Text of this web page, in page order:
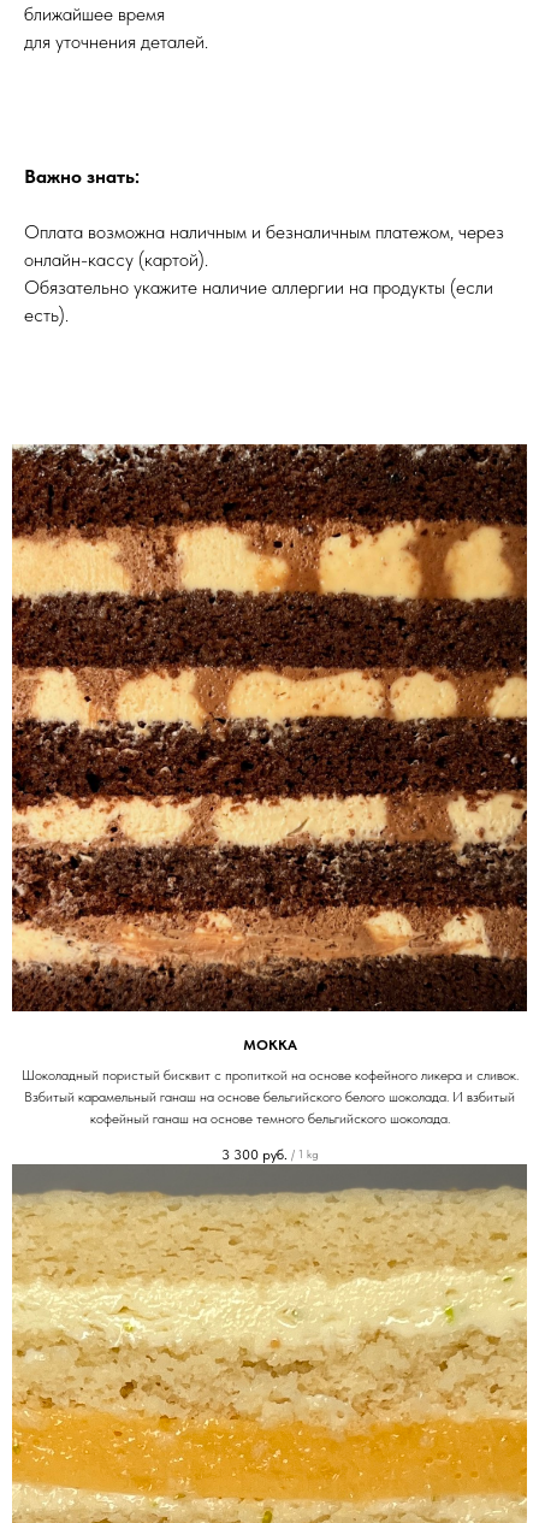
ближайшее время
для уточнения деталей.
Важно знать:
Оплата возможна наличным и безналичным платежом, через
онлайн-кассу (картой).
Обязательно укажите наличие аллергии на продукты (если
есть).
МОККА
Шоколадный пористый бисквит с пропиткой на основе кофейного ликера и сливок.
Взбитый карамельный ганаш на основе бельгийского белого шоколада. И взбитый
кофейный ганаш на основе темного бельгийского шоколада.
3 300 руб. / 1 kg